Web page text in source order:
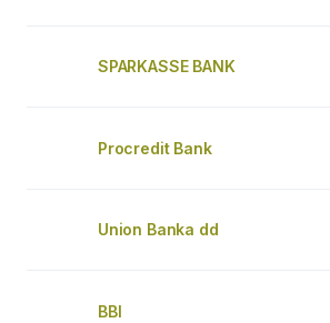
SPARKASSE BANK
Procredit Bank
Union Banka dd
BBI